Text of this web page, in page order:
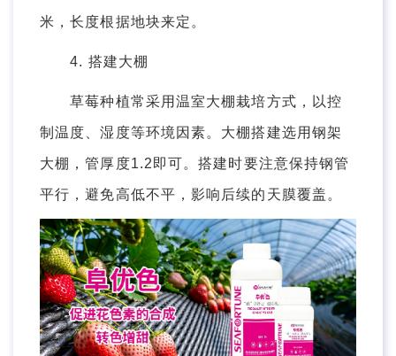
米，长度根据地块来定。
4. 搭建大棚
草莓种植常采用温室大棚栽培方式，以控
制温度、湿度等环境因素。大棚搭建选用钢架
大棚，管厚度1.2即可。搭建时要注意保持钢管
平行，避免高低不平，影响后续的天膜覆盖。